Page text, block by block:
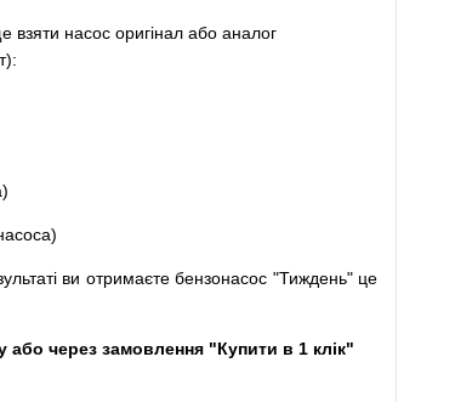
взяти насос оригінал або аналог
):
)
)
ви отримаєте бензонасос "Тиждень" це
або через замовлення "Купити в 1 клік"